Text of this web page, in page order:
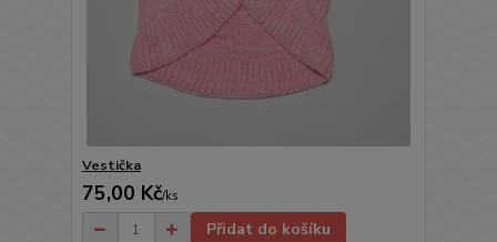
Vestička
75,00 Kč/ks
Přidat do košíku